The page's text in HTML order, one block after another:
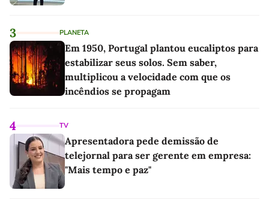
3 PLANETA
Em 1950, Portugal plantou eucaliptos para
estabilizar seus solos. Sem saber,
multiplicou a velocidade com que os
incêndios se propagam
4 TV
Apresentadora pede demissão de
telejornal para ser gerente em empresa:
"Mais tempo e paz"